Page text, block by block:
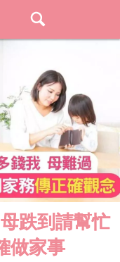
跌到請幫忙
做家事